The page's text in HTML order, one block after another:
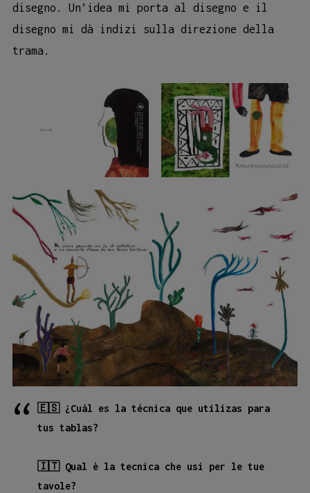
disegno. Un’idea mi porta al disegno e il
disegno mi dà indizi sulla direzione della
trama.
🇪🇸 ¿Cuál es la técnica que utilizas para
tus tablas?
🇮🇹 Qual è la tecnica che usi per le tue
tavole?